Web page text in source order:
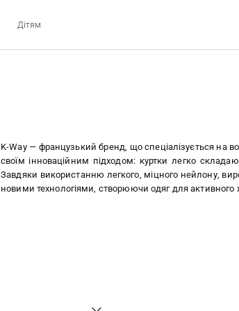
Дітям
K-Way — французький бренд, що спеціалізується на
своїм інноваційним підходом: куртки легко
Завдяки використанню легкого, міцного нейлону,
новими технологіями, створюючи одяг для